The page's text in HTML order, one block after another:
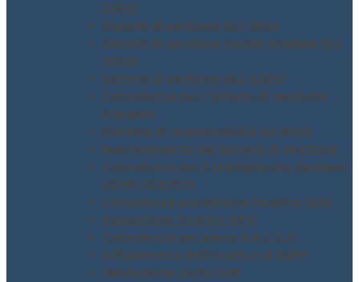
37001
Sistemi di gestione ISO 3834
Sistemi di gestione rischio stradale ISO
39001
Sistemi di gestione ISO 45001
Consulenza per i Sistemi di gestione
integrati
Sistema di responsabilità SA 8000
Mantenimento dei Sistemi di gestione
Consulenza per il regolamento Europeo
GDPR 2016/679
Consulenza assunzione incarico ODV
Assunzione incarico DPO
Consulenza per piano H.A.C.C.P.
Affidamento dell’incarico di RSPP
Valutazione rischi DVR